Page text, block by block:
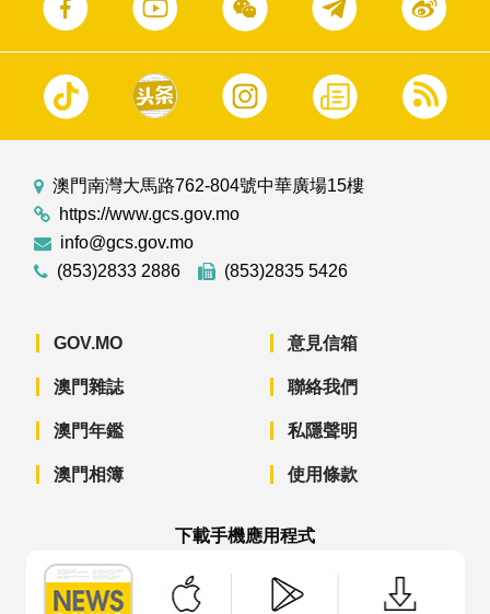
澳門南灣大馬路762-804號中華廣場15樓
https://www.gcs.gov.mo
info@gcs.gov.mo
(853)2833 2886
(853)2835 5426
GOV.MO
澳門雜誌
澳門年鑑
澳門相簿
意見信箱
聯絡我們
私隱聲明
使用條款
下載手機應用程式